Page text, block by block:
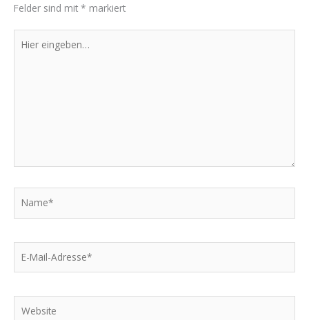
Felder sind mit * markiert
eingeben…
Mail-